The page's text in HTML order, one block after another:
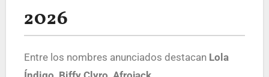
2026
Entre los nombres anunciados destacan Lola